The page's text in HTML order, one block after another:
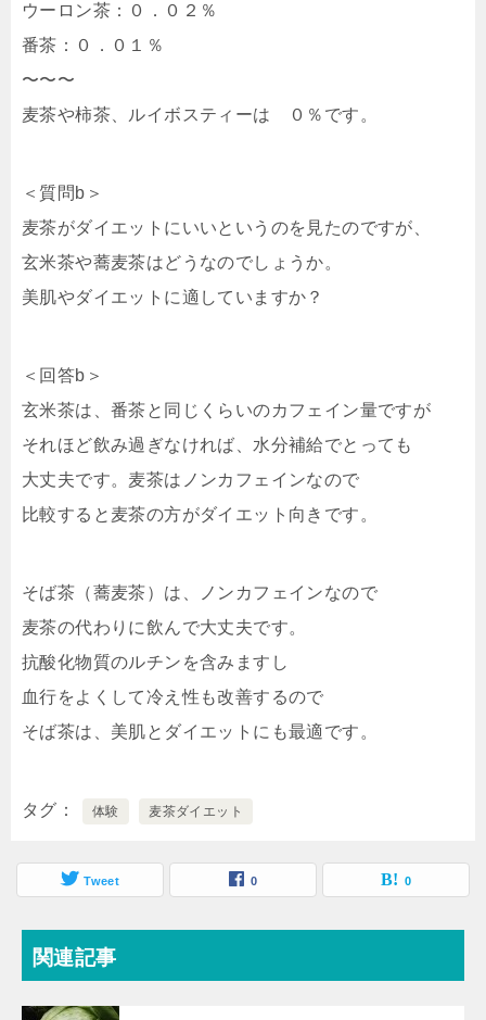
ウーロン茶：０．０２％
番茶：０．０１％
〜〜〜
麦茶や柿茶、ルイボスティーは ０％です。
＜質問b＞
麦茶がダイエットにいいというのを見たのですが、
玄米茶や蕎麦茶はどうなのでしょうか。
美肌やダイエットに適していますか？
＜回答b＞
玄米茶は、番茶と同じくらいのカフェイン量ですが
それほど飲み過ぎなければ、水分補給でとっても
大丈夫です。麦茶はノンカフェインなので
比較すると麦茶の方がダイエット向きです。
そば茶（蕎麦茶）は、ノンカフェインなので
麦茶の代わりに飲んで大丈夫です。
抗酸化物質のルチンを含みますし
血行をよくして冷え性も改善するので
そば茶は、美肌とダイエットにも最適です。
タグ 体験 麦茶ダイエット
Tweet 0 0
関連記事